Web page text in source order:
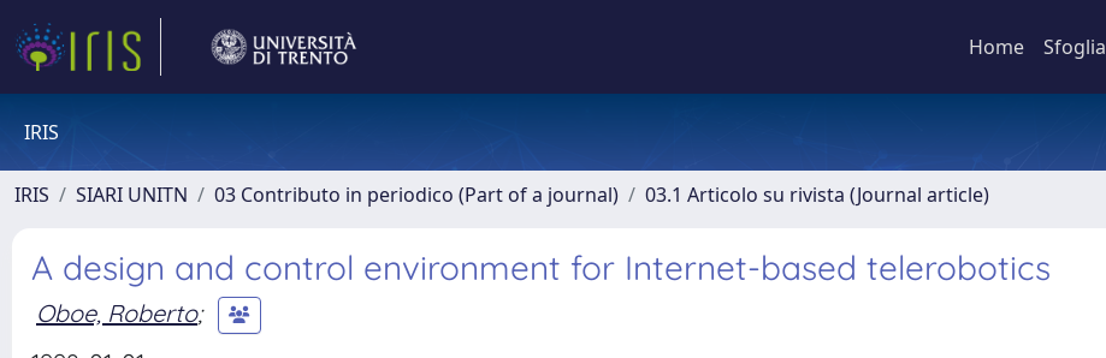
Home Sfoglia
IRIS
IRIS SIARI UNITN 03 Contributo in periodico (Part of a journal) 03.1 Articolo su rivista (Journal article)
A design and control environment for Internet-based telerobotics
Oboe, Roberto;